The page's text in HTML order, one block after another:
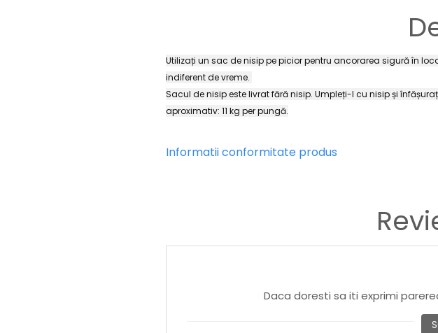
Utilizați un sac de nisip pe picior pentru ancorarea sigură în
indiferent de vreme.
Sacul de nisip este livrat fără nisip. Umpleți-l cu nisip și
aproximativ: 11 kg per pungă.
Informatii conformitate produs
Daca doresti sa iti exprimi